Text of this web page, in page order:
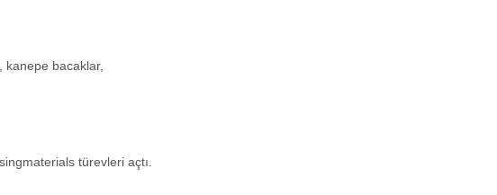
kanepe bacaklar,
türevleri açtı.